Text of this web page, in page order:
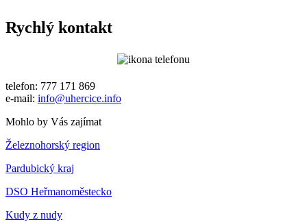
Rychlý kontakt
telefon: 777 171 869
e-mail: info@uhercice.info
Mohlo by Vás zajímat
Železnohorský region
Pardubický kraj
DSO Heřmanoměstecko
Kudy z nudy